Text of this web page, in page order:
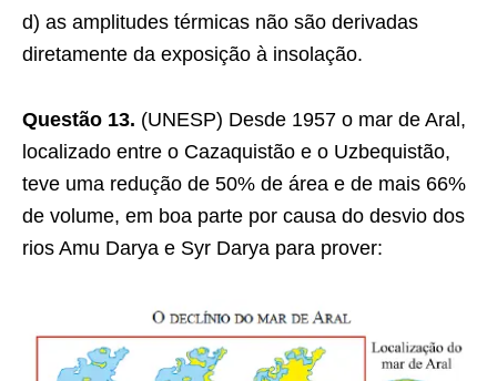
d) as amplitudes térmicas não são derivadas
diretamente da exposição à insolação.
Questão 13. (UNESP) Desde 1957 o mar de Aral,
localizado entre o Cazaquistão e o Uzbequistão,
teve uma redução de 50% de área e de mais 66%
de volume, em boa parte por causa do desvio dos
rios Amu Darya e Syr Darya para prover: